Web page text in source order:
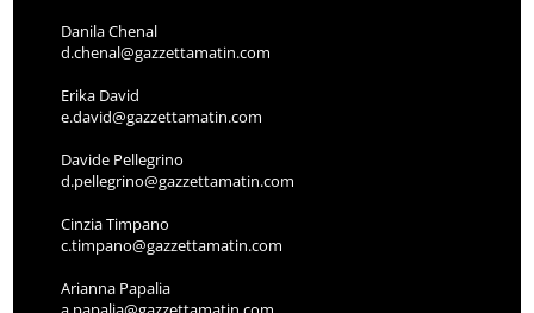
Danila Chenal
d.chenal@gazzettamatin.com
Erika David
e.david@gazzettamatin.com
Davide Pellegrino
d.pellegrino@gazzettamatin.com
Cinzia Timpano
c.timpano@gazzettamatin.com
Arianna Papalia